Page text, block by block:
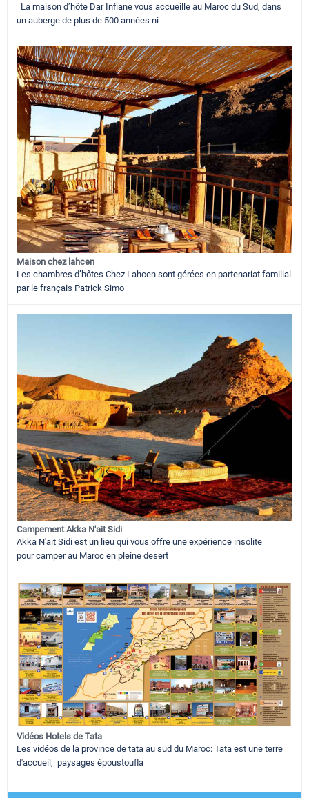
La maison d’hôte Dar Infiane vous accueille au Maroc du Sud, dans
un auberge de plus de 500 années ni
Maison chez lahcen
Les chambres d’hôtes Chez Lahcen sont gérées en partenariat familial
par le français Patrick Simo
Campement Akka N'ait Sidi
Akka N'ait Sidi est un lieu qui vous offre une expérience insolite
pour camper au Maroc en pleine desert
Vidéos Hotels de Tata
Les vidéos de la province de tata au sud du Maroc: Tata est une terre
d'accueil, paysages époustoufla